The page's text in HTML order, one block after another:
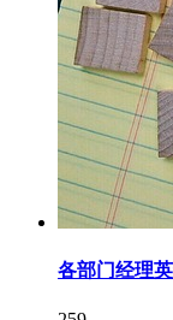
各部门经理